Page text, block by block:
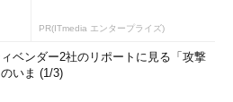
PR(ITmedia エンタープライズ)
ベンダー2社のリポートに見る「攻撃
いま (1/3)